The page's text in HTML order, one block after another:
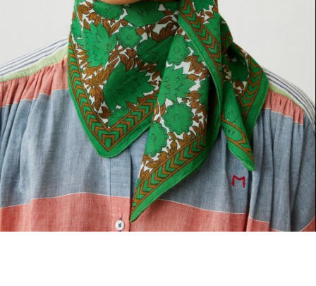
이코 라이프 하